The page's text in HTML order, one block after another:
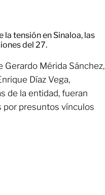
la tensión en Sinaloa, las
del 27.
Gerardo Mérida Sánchez,
Díaz Vega,
de la entidad, fueran
por presuntos vínculos